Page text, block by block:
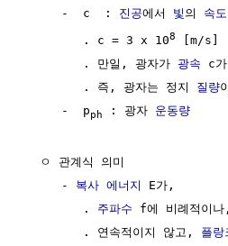
     -  c  :
진공에서 빛 의 속도
        . c = 3 x 10
8
[m/s]
        . 만일, 광자가
광속 c
        . 즉, 광자는 정지
질량
     -  p
ph : 광자 운동량
  ㅇ 관계식 의미
     -
복사 에너지
E가,
        .
주파수 f에 비례적이
        . 연속적이지 않고,
플